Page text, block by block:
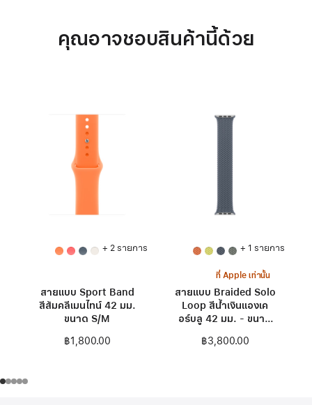
คุณอาจชอบสินค้านี้ด้วย
+ 2 รายการ
สายแบบ Sport Band
สีส้มคลีเมนไทน์ 42 มม.
ขนาด S/M
฿1,800.00
+ 1 รายการ
ที่ Apple เท่านั้น
สายแบบ Braided Solo
Loop สีน้ำเงินแองเค
อร์บลู 42 มม. - ขนาด
฿3,800.00